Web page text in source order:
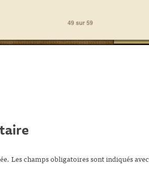
Les champs obligatoires sont indiqués avec